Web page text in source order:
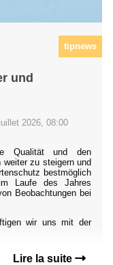
tipnews
und
2026, 08:00
Qualität und den
weiter zu steigern und
bestmöglich
Laufe des Jahres
Beobachtungen bei
wir uns mit der
Lire la suite